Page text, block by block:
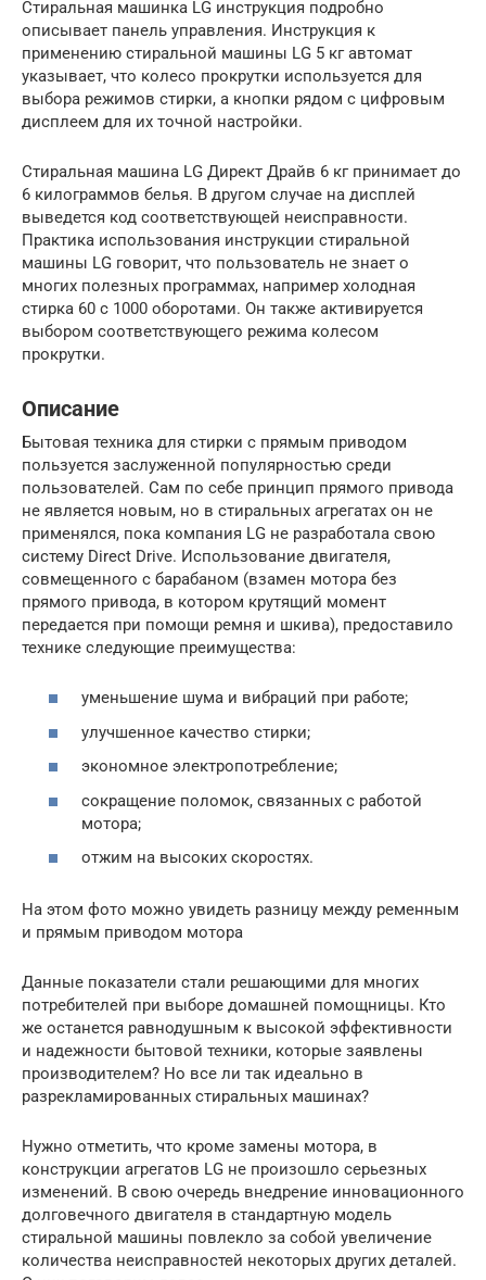
Cтиральная машинка LG инструкция подробно
описывает панель управления. Инструкция к
применению стиральной машины LG 5 кг автомат
указывает, что колесо прокрутки используется для
выбора режимов стирки, а кнопки рядом с цифровым
дисплеем для их точной настройки.
Стиральная машина LG Директ Драйв 6 кг принимает до
6 килограммов белья. В другом случае на дисплей
выведется код соответствующей неисправности.
Практика использования инструкции стиральной
машины LG говорит, что пользователь не знает о
многих полезных программах, например холодная
стирка 60 c 1000 оборотами. Он также активируется
выбором соответствующего режима колесом
прокрутки.
Описание
Бытовая техника для стирки с прямым приводом
пользуется заслуженной популярностью среди
пользователей. Сам по себе принцип прямого привода
не является новым, но в стиральных агрегатах он не
применялся, пока компания LG не разработала свою
систему Direct Drive. Использование двигателя,
совмещенного с барабаном (взамен мотора без
прямого привода, в котором крутящий момент
передается при помощи ремня и шкива), предоставило
технике следующие преимущества:
уменьшение шума и вибраций при работе;
улучшенное качество стирки;
экономное электропотребление;
сокращение поломок, связанных с работой
мотора;
отжим на высоких скоростях.
На этом фото можно увидеть разницу между ременным
и прямым приводом мотора
Данные показатели стали решающими для многих
потребителей при выборе домашней помощницы. Кто
же останется равнодушным к высокой эффективности
и надежности бытовой техники, которые заявлены
производителем? Но все ли так идеально в
разрекламированных стиральных машинах?
Нужно отметить, что кроме замены мотора, в
конструкции агрегатов LG не произошло серьезных
изменений. В свою очередь внедрение инновационного
долговечного двигателя в стандартную модель
стиральной машины повлекло за собой увеличение
количества неисправностей некоторых других деталей.